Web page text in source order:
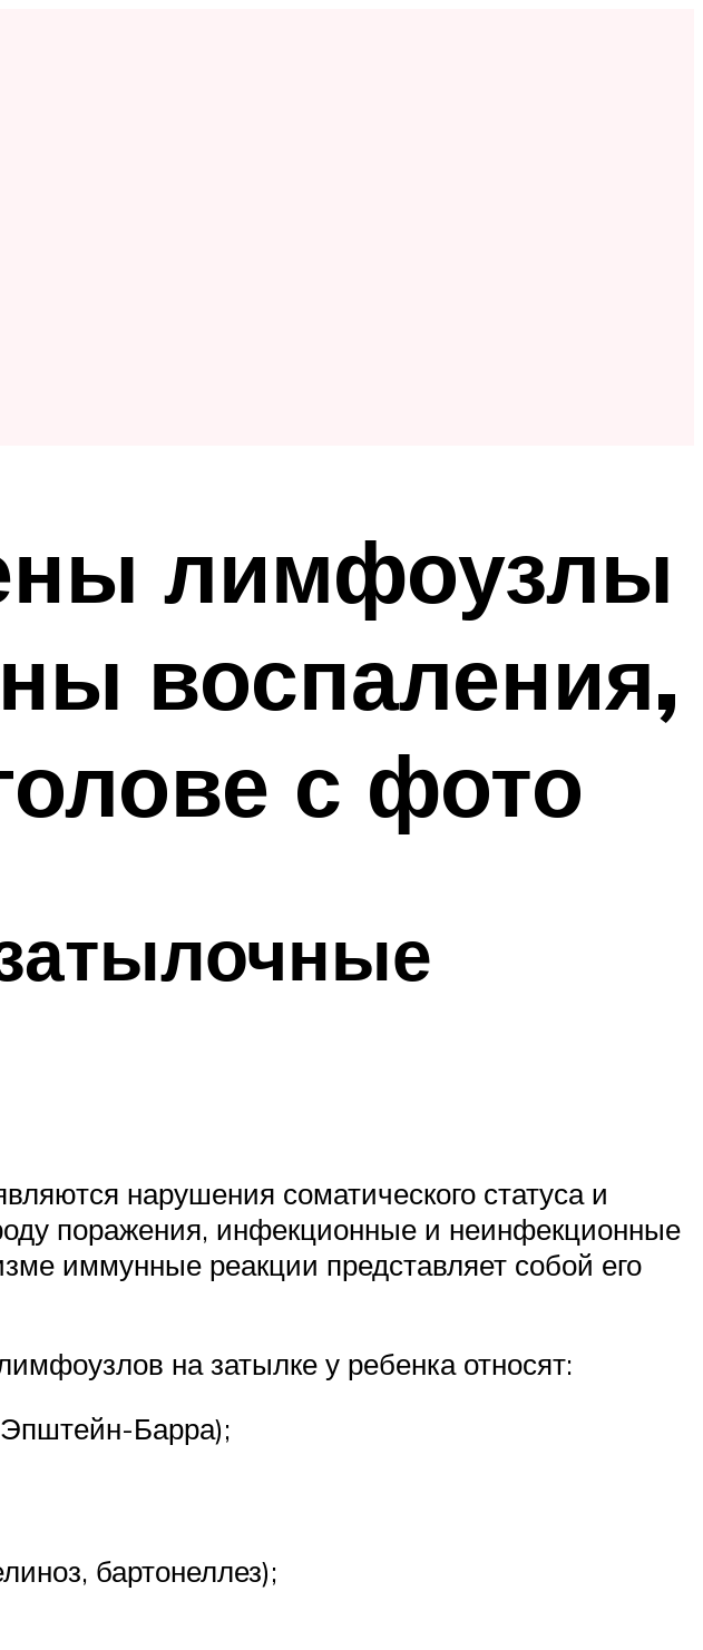
лимфоузлы
воспаления,
с фото
нарушения соматического статуса и
поражения, инфекционные и неинфекционные
иммунные реакции представляет собой его
на затылке у ребенка относят:
Барра);
бартонеллез);